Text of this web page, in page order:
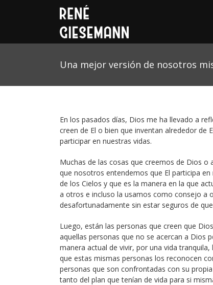
Una mejor versión de nosotros
En los pasados días, Dios me ha llevado a
creen de El o bien que inventan alrededor de
participar en nuestras vidas.
Muchas de las cosas que creemos de Dios
que nosotros entendemos que El participa
de los Cielos y que es la manera en la que
a otros e incluso la usamos como consejo a
desafortunadamente sin estar seguros de
Luego, están las personas que creen que
aquellas personas que no se acercan a Dios
manera actual de vivir, por una vida
que estas mismas personas los reconocen
personas que son confrontadas con su
tanto del plan que tenían de vida para si